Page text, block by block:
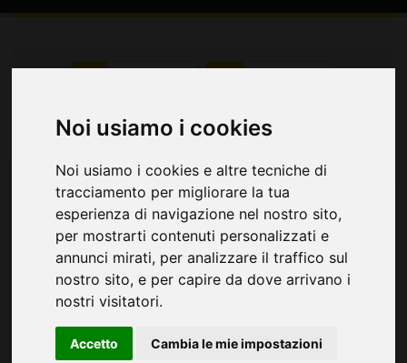
Noi usiamo i cookies
Noi usiamo i cookies e altre tecniche di
tracciamento per migliorare la tua
esperienza di navigazione nel nostro sito,
per mostrarti contenuti personalizzati e
annunci mirati, per analizzare il traffico sul
nostro sito, e per capire da dove arrivano i
nostri visitatori.
Accetto Cambia le mie impostazioni
Cerca eventi